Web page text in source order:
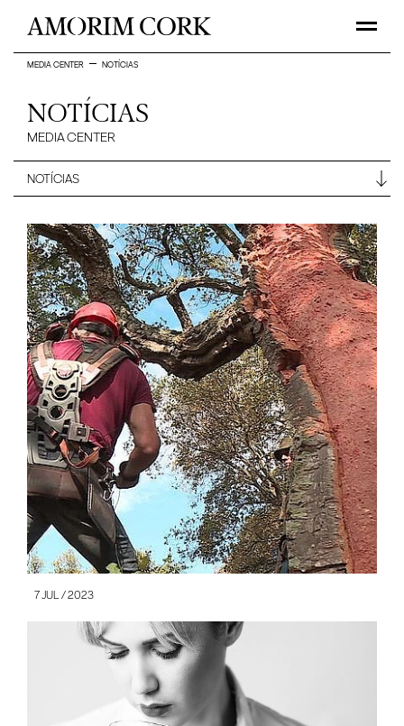
MEDIA CENTER NOTÍCIAS
NOTÍCIAS
MEDIA CENTER
7 JUL / 2023